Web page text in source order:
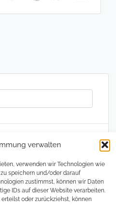
verwalten
verwenden wir Technologien wie
speichern und/oder darauf
zustimmst, können wir Daten
IDs auf dieser Website verarbeiten.
oder zurückziehst, können
Nomad